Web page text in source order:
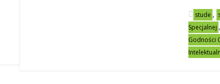
stude ,
Specjalnej ,
Godności